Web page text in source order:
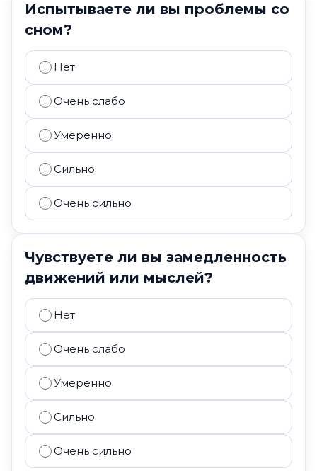
Испытываете ли вы проблемы со
сном?
Нет
Очень слабо
Умеренно
Сильно
Очень сильно
Чувствуете ли вы замедленность
движений или мыслей?
Нет
Очень слабо
Умеренно
Сильно
Очень сильно